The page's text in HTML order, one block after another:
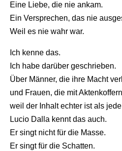
Eine Liebe, die nie ankam.
Ein Versprechen, das nie
Weil es nie wahr war.
Ich kenne das.
Ich habe darüber geschrieben.
Über Männer, die ihre Macht
und Frauen, die mitAktenkoffern
weil der Inhaltechter istals jede
Lucio Dalla kenntdas auch.
Er singt nichtfür die Masse.
Er singtfür die Schatten.